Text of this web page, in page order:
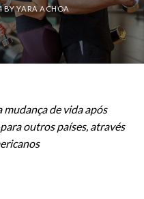
BYYARA ACHOA
de vida após
outros países, através